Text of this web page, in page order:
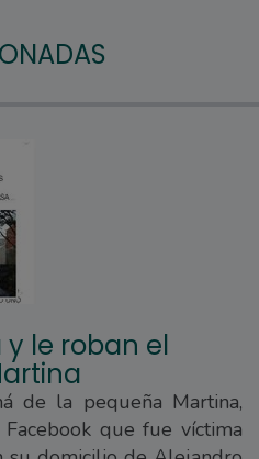
y le roban el
de la pequeña Martina,
que fue víctima